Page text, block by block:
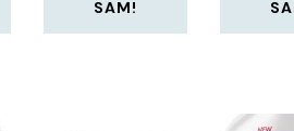
SAM!